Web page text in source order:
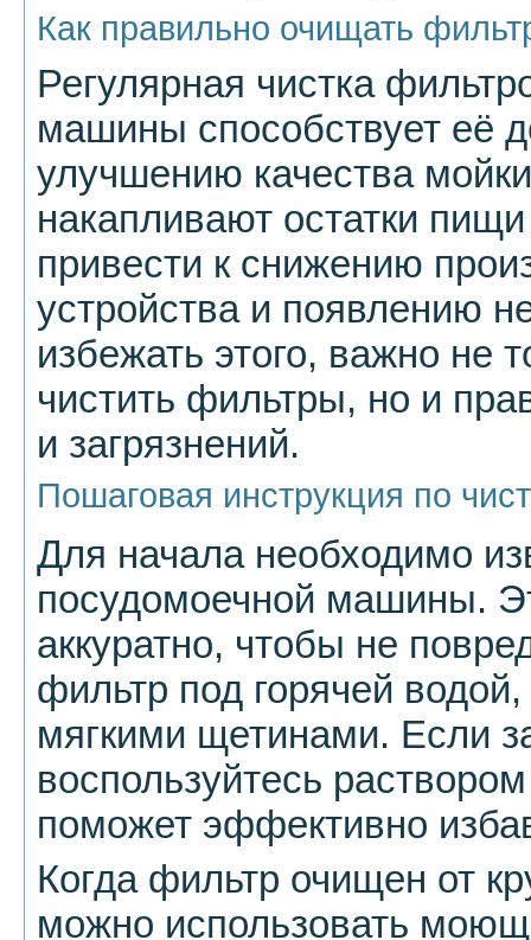
Как правильно очищать
Регулярная чистка
машины способствует её
улучшению качества
накапливают остатки
привести к снижению
устройства и появлению
избежать этого, важно не
чистить фильтры, но и
и загрязнений.
Пошаговая инструкция по
Для начала необходимо
посудомоечной машины.
аккуратно, чтобы не
фильтр под горячей
мягкими щетинами. Если
воспользуйтесь
поможет эффективно
Когда фильтр очищен от
можно использовать